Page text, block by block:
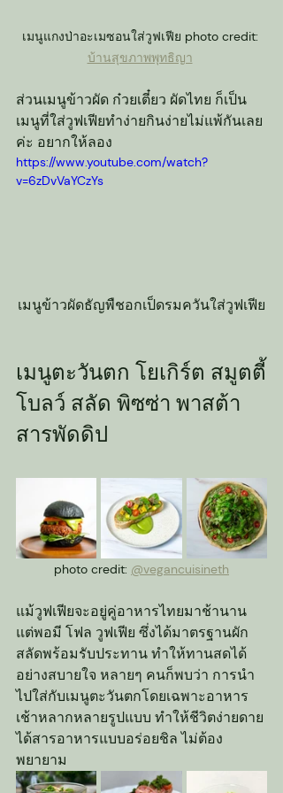
เมนูแกงป่าอะเมซอนใส่วูฟเฟีย photo credit:
บ้านสุขภาพพุทธิญา
ส่วนเมนูข้าวผัด ก๋วยเตี๋ยว ผัดไทย ก็เป็น
เมนูที่ใส่วูฟเฟียทำง่ายกินง่ายไม่แพ้กันเลย
ค่ะ อยากให้ลอง
https://www.youtube.com/watch?
v=6zDvVaYCzYs
เมนูข้าวผัดธัญพืชอกเป็ดรมควันใส่วูฟเฟีย
เมนูตะวันตก โยเกิร์ต สมูตตี้
โบลว์ สลัด พิซซ่า พาสต้า
สารพัดดิป
photo credit: @vegancuisineth
แม้วูฟเฟียจะอยู่คู่อาหารไทยมาช้านาน
แต่พอมี โฟล วูฟเฟีย ซึ่งได้มาตรฐานผัก
สลัดพร้อมรับประทาน ทำให้ทานสดได้
อย่างสบายใจ หลายๆ คนก็พบว่า การนำ
ไปใส่กับเมนูตะวันตกโดยเฉพาะอาหาร
เช้าหลากหลายรูปแบบ ทำให้ชีวิตง่ายดาย
ได้สารอาหารแบบอร่อยชิล ไม่ต้อง
พยายาม